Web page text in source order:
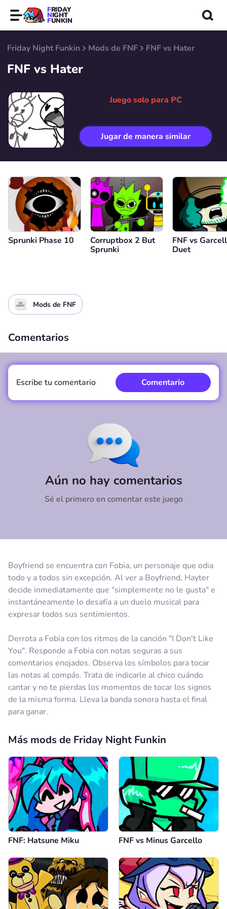
FRIDAY
NIGHT
FUNKIN
Friday Night Funkin Mods de FNF FNF vs Hater
FNF vs Hater
Juego solo para PC
Jugar de manera similar
Sprunki Phase 10
Corruptbox 2 But
Sprunki
FNF vs
Duet
Mods de FNF
Boyfriend se encuentra con Fobia, un personaje que odia
todo y a todos sin excepción. Al ver a Boyfriend, Hayter
decide inmediatamente que "simplemente no le gusta" e
instantáneamente lo desafía a un duelo musical para
expresar todos sus sentimientos.
Derrota a Fobia con los ritmos de la canción "I Don't Like
You". Responde a Fobia con notas seguras a sus
comentarios enojados. Observa los símbolos para tocar
las notas al compás. Trata de indicarle al chico cuándo
cantar y no te pierdas los momentos de tocar los signos
de la misma forma. Lleva la banda sonora hasta el final
para ganar.
Comentarios
Aún no hay comentarios
Sé el primero en comentar este juego
Escribe tu comentario Comentario
Más mods de Friday Night Funkin
FNF: Hatsune Miku FNF vs Minus Garcello